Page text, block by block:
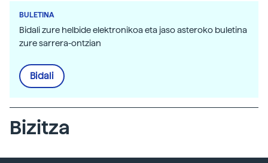
BULETINA
Bidali zure helbide elektronikoa eta jaso asteroko buletina
zure sarrera-ontzian
Bidali
Bizitza